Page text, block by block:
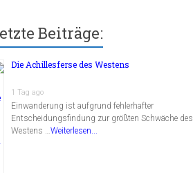
Beiträge:
Die Achillesferse des Westens
1 Tag ago
Einwanderung ist aufgrund fehlerhafter
Entscheidungsfindung zur größten Schwäche des
Westens …Weiterlesen...